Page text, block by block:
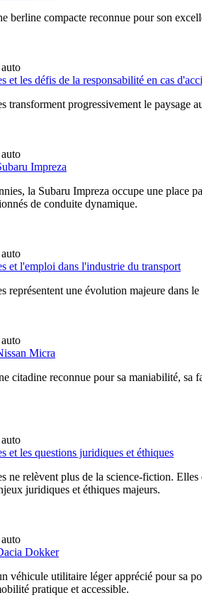
berline compacte reconnue pour son
et les défis de la responsabilité en cas
transforment progressivement le paysage
Impreza
la Subaru Impreza occupe une place
de conduite dynamique.
et l'emploi dans l'industrie du transport
représentent une évolution majeure dans
Micra
citadine reconnue pour sa maniabilité, sa
et les questions juridiques et éthiques
ne relèvent plus de la science-fiction.
juridiques et éthiques majeurs.
Dokker
véhicule utilitaire léger apprécié pour sa
pratique et accessible.